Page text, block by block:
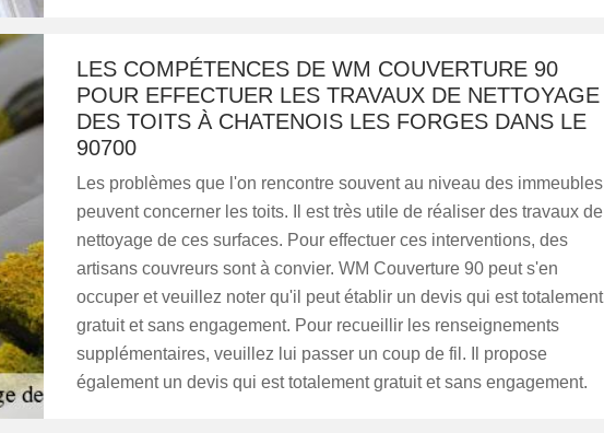
LES COMPÉTENCES DE WM COUVERTURE 90
POUR EFFECTUER LES TRAVAUX DE NETTOYAGE
DES TOITS À CHATENOIS LES FORGES DANS LE
90700
Les problèmes que l'on rencontre souvent au niveau des immeubles
peuvent concerner les toits. Il est très utile de réaliser des travaux de
nettoyage de ces surfaces. Pour effectuer ces interventions, des
artisans couvreurs sont à convier. WM Couverture 90 peut s'en
occuper et veuillez noter qu'il peut établir un devis qui est totalement
gratuit et sans engagement. Pour recueillir les renseignements
supplémentaires, veuillez lui passer un coup de fil. Il propose
également un devis qui est totalement gratuit et sans engagement.